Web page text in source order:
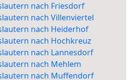
nach Friesdorf
nach Villenviertel
nach Heiderhof
nach Hochkreuz
nach Lannesdorf
nach Mehlem
nach Muffendorf